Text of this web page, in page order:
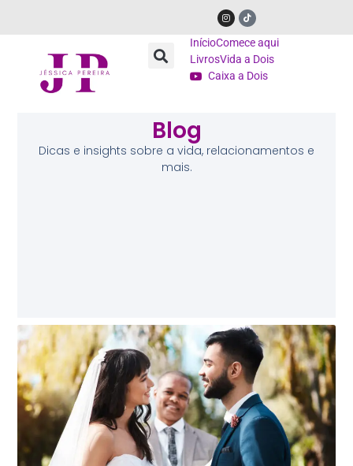
InícioComece aqui
LivrosVida a Dois
Caixa a Dois
Blog
Dicas e insights sobre a vida, relacionamentos e
mais.